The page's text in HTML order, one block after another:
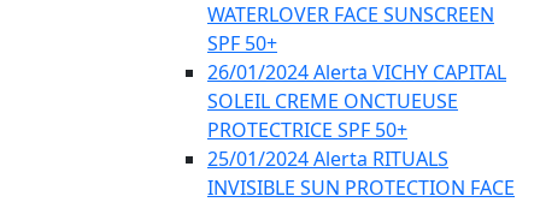
WATERLOVER FACE SUNSCREEN
SPF 50+
26/01/2024 Alerta VICHY CAPITAL
SOLEIL CREME ONCTUEUSE
PROTECTRICE SPF 50+
25/01/2024 Alerta RITUALS
INVISIBLE SUN PROTECTION FACE